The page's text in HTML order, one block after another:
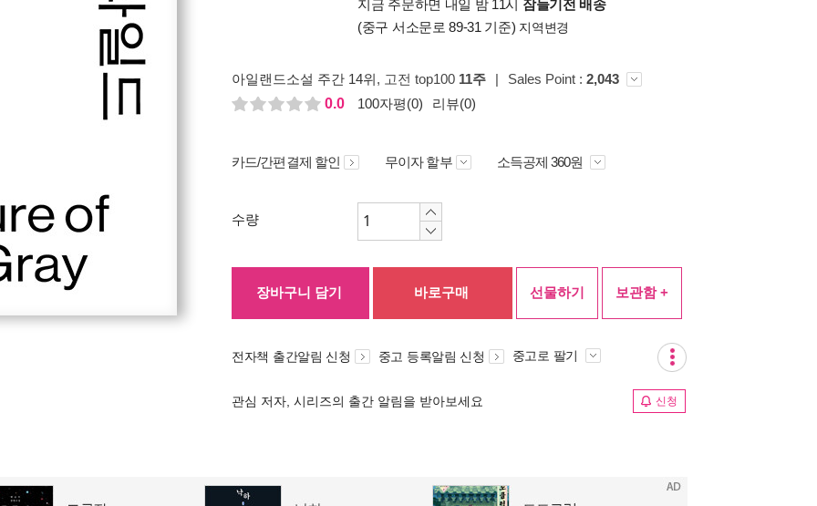
지금 주문하면 내일 밤 11시 잠들기전 배송
(중구 서소문로 89-31 기준) 지역변경
아일랜드소설 주간 14위, 고전 top100 11주 | Sales Point : 2,043
0.0
100자평(0) 리뷰(0)
카드/간편결제 할인 무이자 할부 소득공제 360원
수량
장바구니 담기 바로구매 선물하기 보관함 +
전자책 출간알림 신청 중고 등록알림 신청 중고로 팔기
관심 저자, 시리즈의 출간 알림을 받아보세요 신청